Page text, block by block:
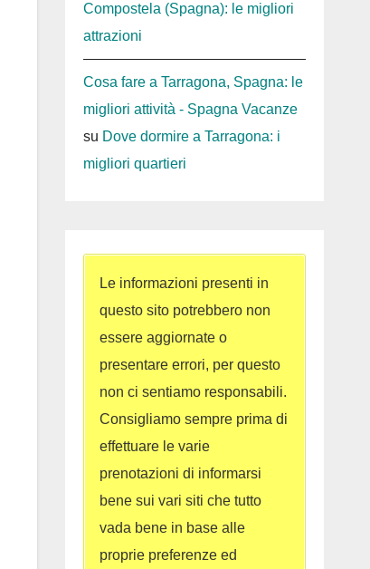
Compostela (Spagna): le migliori
attrazioni
Cosa fare a Tarragona, Spagna: le
migliori attività - Spagna Vacanze
su Dove dormire a Tarragona: i
migliori quartieri
Le informazioni presenti in
questo sito potrebbero non
essere aggiornate o
presentare errori, per questo
non ci sentiamo responsabili.
Consigliamo sempre prima di
effettuare le varie
prenotazioni di informarsi
bene sui vari siti che tutto
vada bene in base alle
proprie preferenze ed